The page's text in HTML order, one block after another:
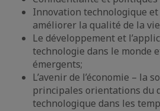
Innovation technologique
améliorer la qualité de la
Le développement et
technologie dans le monde
émergents;
L’avenir de l’économie – la
principales orientations du
technologique dans les